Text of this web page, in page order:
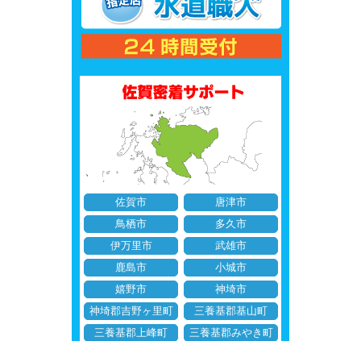
佐賀市
唐津市
鳥栖市
多久市
伊万里市
武雄市
鹿島市
小城市
嬉野市
神埼市
神埼郡吉野ヶ里町
三養基郡基山町
三養基郡上峰町
三養基郡みやき町